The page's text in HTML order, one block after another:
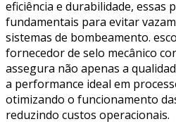
eficiência e durabilidade, essas
fundamentais para evitar
sistemas de bombeamento.
fornecedor de selo mecânico
assegura não apenas a
a performance ideal em
otimizando o funcionamento
reduzindo custos operacionais.